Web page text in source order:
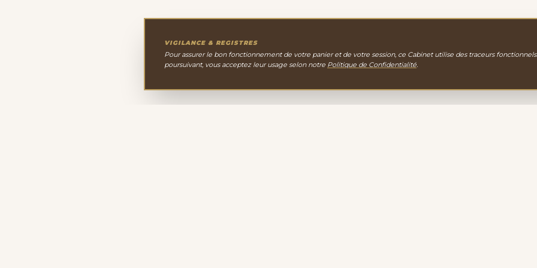
VIGILANCE & REGISTRES
Pour assurer le bon fonctionnement de votre panier et de votre session, ce Cabinet utilise des traceurs
poursuivant, vous acceptez leur usage selon notre Politique de Confidentialité.